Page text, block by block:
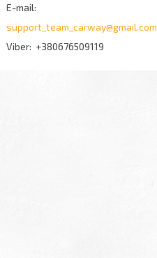
support_team_carway@gmail.com
+380676509119